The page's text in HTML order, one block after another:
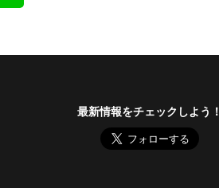
最新情報をチェックしよう！